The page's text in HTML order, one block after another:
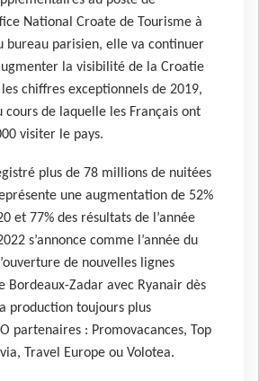
National Croate de Tourisme à
bureau parisien, elle va continuer
la visibilité de la Croatie
chiffres exceptionnels de 2019,
cours de laquelle les Français ont
visiter le pays.
plus de 78 millions de nuitées
une augmentation de 52%
et 77% des résultats de l’année
s’annonce comme l’année du
de nouvelles lignes
Bordeaux-Zadar avec Ryanair dès
production toujours plus
partenaires : Promovacances, Top
Travel Europe ou Volotea.